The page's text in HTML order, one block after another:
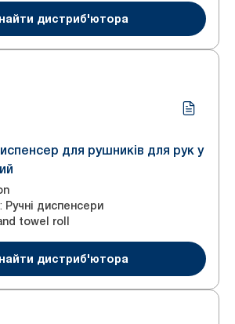
дистриб'ютора
для рушників для рук у
: Ручні диспенсери
towel roll
дистриб'ютора